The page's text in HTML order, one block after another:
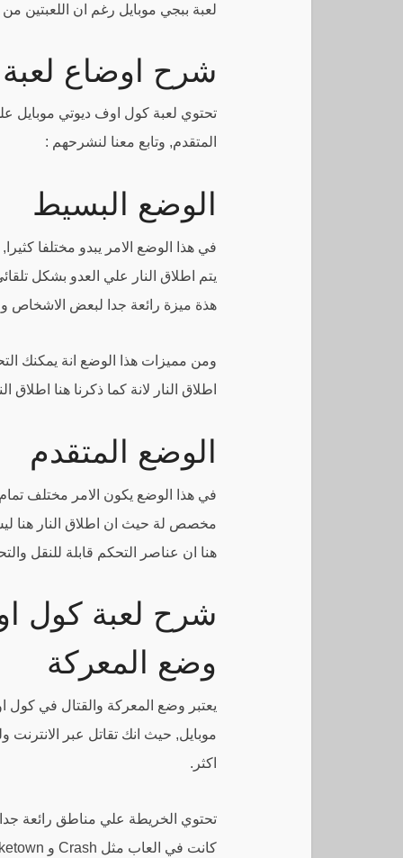
لعبة ببجي موبايل رغم ان اللعبتين
شرح اوضاع
تحتوي لعبة كول اوف ديوتي موبايل
المتقدم, وتابع معنا لنشرحهم :
الوضع البسيط
في هذا الوضع الامر يبدو مختلفا
يتم اطلاق النار علي العدو بشكل
هذة ميزة رائعة جدا لبعض الاشخاص
ومن مميزات هذا الوضع انة يمكنك
اطلاق النار لانة كما ذكرنا هنا اطلاق
الوضع المتقدم
في هذا الوضع يكون الامر مختلف
مخصص لة حيث ان اطلاق النار هنا
هنا ان عناصر التحكم قابلة للنقل
شرح لعبة كول
وضع المعركة
يعتبر وضع المعركة والقتال في
موبايل, حيث انك تقاتل عبر الانترنت
اكثر.
تحتوي الخريطة علي مناطق رائعة